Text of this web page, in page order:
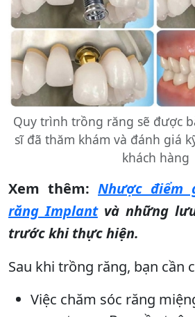
Quy trình trồng răng sẽ được
sĩ đã thăm khám và đánh giá
khách hàng
Xem thêm: Nhược điểm
răng Implantvà những
trước khi thực hiện.
Sau khi trồng răng, bạn cần
Việc chăm sóc răng